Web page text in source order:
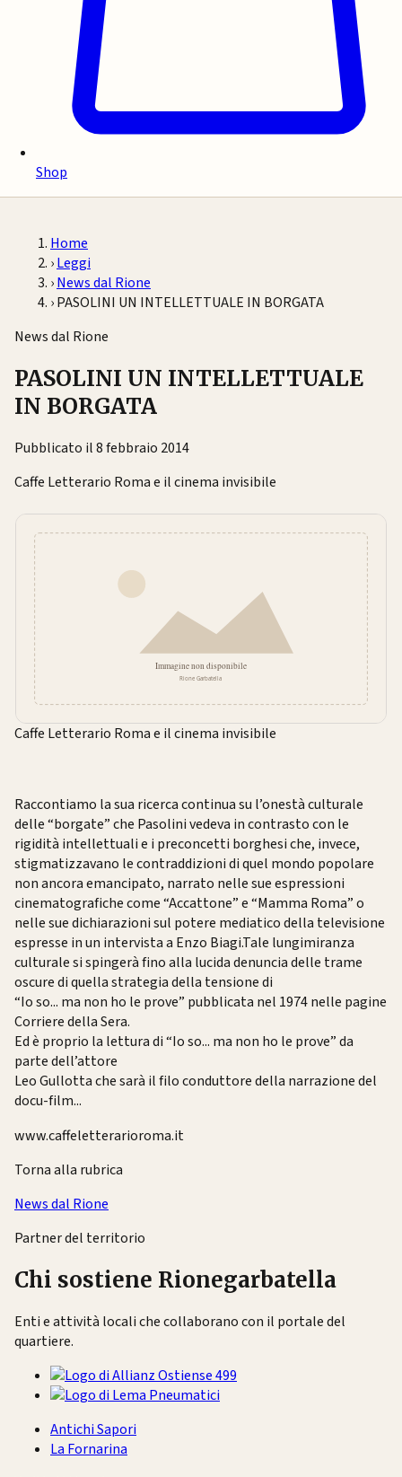
Shop
Home
›Leggi
›News dal Rione
›PASOLINI UN INTELLETTUALE IN BORGATA
News dal Rione
PASOLINI UN INTELLETTUALE
IN BORGATA
Pubblicato il 8 febbraio 2014
Caffe Letterario Roma e il cinema invisibile
Caffe Letterario Roma e il cinema invisibile
Raccontiamo la sua ricerca continua su l’onestà culturale
delle “borgate” che Pasolini vedeva in contrasto con le
rigidità intellettuali e i preconcetti borghesi che, invece,
stigmatizzavano le contraddizioni di quel mondo popolare
non ancora emancipato, narrato nelle sue espressioni
cinematografiche come “Accattone” e “Mamma Roma” o
nelle sue dichiarazioni sul potere mediatico della televisione
espresse in un intervista a Enzo Biagi.Tale lungimiranza
culturale si spingerà fino alla lucida denuncia delle trame
oscure di quella strategia della tensione di
“Io so... ma non ho le prove” pubblicata nel 1974 nelle pagine
Corriere della Sera.
Ed è proprio la lettura di “Io so... ma non ho le prove” da
parte dell’attore
Leo Gullotta che sarà il filo conduttore della narrazione del
docu-film...
www.caffeletterarioroma.it
Torna alla rubrica
News dal Rione
Partner del territorio
Chi sostiene Rionegarbatella
Enti e attività locali che collaborano con il portale del
quartiere.
Antichi Sapori
La Fornarina